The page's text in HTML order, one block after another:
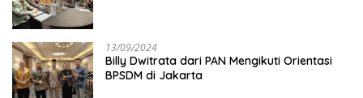
13/09/2024
Billy Dwitrata dari PAN Mengikuti Orientasi
BPSDM di Jakarta